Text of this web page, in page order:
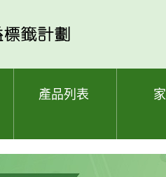
產品列表